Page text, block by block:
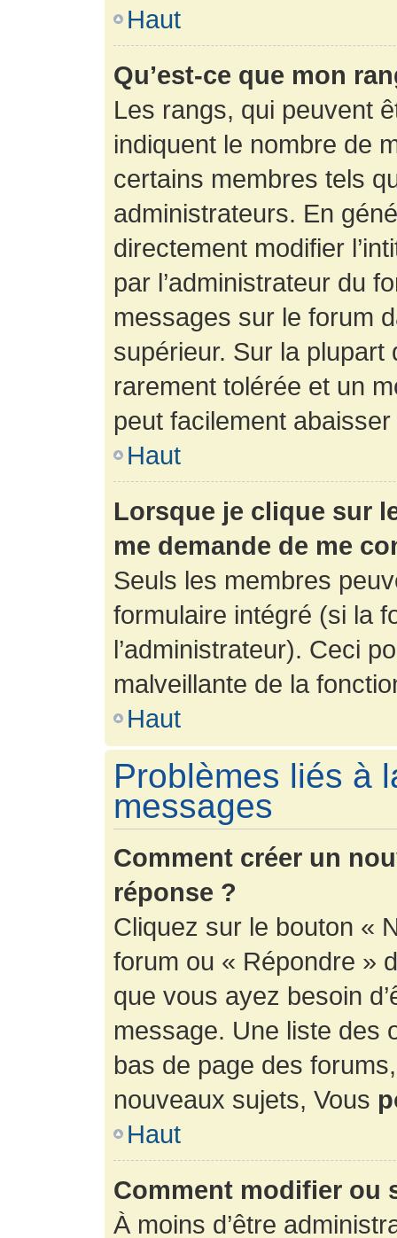
Haut
Qu’est-ce que mon
Les rangs, qui peuvent
indiquent le nombre de
certains membres tels
administrateurs. En
directement modifier
par l’administrateur du
messages sur le forum
supérieur. Sur la
rarement tolérée et un
peut facilement
Haut
Lorsque je clique sur
me demande de me
Seuls les membres
formulaire intégré (si la
l’administrateur). Ceci
malveillante de la
Haut
Problèmes liés à
messages
Comment créer un
réponse ?
Cliquez sur le bouton «
forum ou « Répondre »
que vous ayez besoin
message. Une liste des
bas de page des
nouveaux sujets, Vous
Haut
Comment modifier ou
À moins d’être